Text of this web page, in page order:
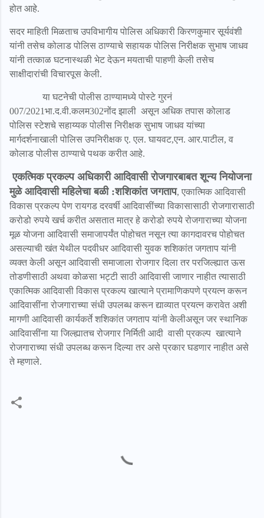
होत आहे.
सदर माहिती मिळताच उपविभागीय पोलिस अधिकारी किरणकुमार सूर्यवंशी
यांनी तसेच कोलाड पोलिस ठाण्याचे सहायक पोलिस निरीक्षक सुभाष जाधव
यांनी तत्काळ घटनास्थळी भेट देऊन मयताची पाहणी केली तसेच
साक्षीदारांची विचारपूस केली.
या घटनेची पोलीस ठाण्यामध्ये पोस्टे गुरनं
007/2021भा.द.वी.कलम302नोंद झाली असून अधिक तपास कोलाड
पोलिस स्टेशचे सहाय्यक पोलीस निरीक्षक सुभाष जाधव यांच्या
मार्गदर्शनाखाली पोलिस उपनिरीक्षक ए. एल. घायवट,एन. आर.पाटील, व
कोलाड पोलीस ठाण्याचे पथक करीत आहे.
एकत्मिक प्रकल्प अधिकारी आदिवासी रोजगारबाबत शून्य नियोजना
मुळे आदिवासी महिलेचा बळी :शशिकांत जगताप, एकात्मिक आदिवासी
विकास प्रकल्प पेण रायगड दरवर्षी आदिवासींच्या विकासासाठी रोजगारासाठी
करोडो रुपये खर्च करीत असतात मात्र हे करोडो रुपये रोजगाराच्या योजना
मूळ योजना आदिवासी समाजापर्यंत पोहोचत नसून त्या कागदावरच पोहोचत
असल्याची खंत येथील पदवीधर आदिवासी युवक शशिकांत जगताप यांनी
व्यक्त केली असून आदिवासी समाजाला रोजगार दिला तर परजिल्ह्यात ऊस
तोडणीसाठी अथवा कोळसा भट्टी साठी आदिवासी जाणार नाहीत त्यासाठी
एकात्मिक आदिवासी विकास प्रकल्प खात्याने प्रामाणिकपणे प्रयत्न करून
आदिवासींना रोजगाराच्या संधी उपलब्ध करून द्याव्यात प्रयत्न करावेत अशी
मागणी आदिवासी कार्यकर्ते शशिकांत जगताप यांनी केलीअसून जर स्थानिक
आदिवासींना या जिल्ह्यातच रोजगार निर्मिती आदी वासी प्रकल्प खात्याने
रोजगाराच्या संधी उपलब्ध करून दिल्या तर असे प्रकार घडणार नाहीत असे
ते म्हणाले.